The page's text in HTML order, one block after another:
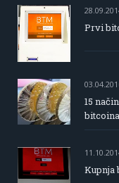
Prvi
15
bitcoina
Kupnja